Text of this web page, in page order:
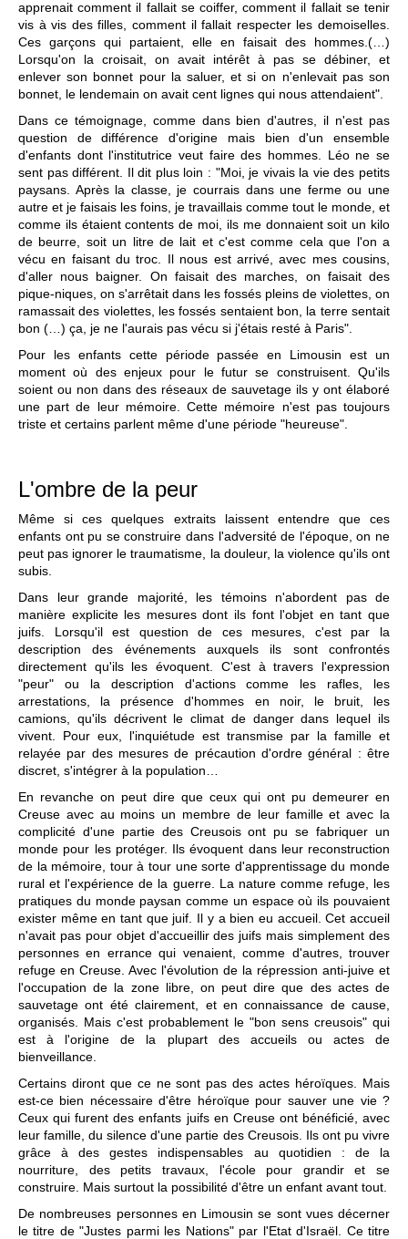
apprenait comment il fallait se coiffer, comment il fallait se tenir
vis à vis des filles, comment il fallait respecter les demoiselles.
Ces garçons qui partaient, elle en faisait des hommes.(…)
Lorsqu'on la croisait, on avait intérêt à pas se débiner, et
enlever son bonnet pour la saluer, et si on n'enlevait pas son
bonnet, le lendemain on avait cent lignes qui nous attendaient".
Dans ce témoignage, comme dans bien d'autres, il n'est pas
question de différence d'origine mais bien d'un ensemble
d'enfants dont l'institutrice veut faire des hommes. Léo ne se
sent pas différent. Il dit plus loin : "Moi, je vivais la vie des petits
paysans. Après la classe, je courrais dans une ferme ou une
autre et je faisais les foins, je travaillais comme tout le monde, et
comme ils étaient contents de moi, ils me donnaient soit un kilo
de beurre, soit un litre de lait et c'est comme cela que l'on a
vécu en faisant du troc. Il nous est arrivé, avec mes cousins,
d'aller nous baigner. On faisait des marches, on faisait des
pique-niques, on s'arrêtait dans les fossés pleins de violettes, on
ramassait des violettes, les fossés sentaient bon, la terre sentait
bon (…) ça, je ne l'aurais pas vécu si j'étais resté à Paris".
Pour les enfants cette période passée en Limousin est un
moment où des enjeux pour le futur se construisent. Qu'ils
soient ou non dans des réseaux de sauvetage ils y ont élaboré
une part de leur mémoire. Cette mémoire n'est pas toujours
triste et certains parlent même d'une période "heureuse".
L'ombre de la peur
Même si ces quelques extraits laissent entendre que ces
enfants ont pu se construire dans l'adversité de l'époque, on ne
peut pas ignorer le traumatisme, la douleur, la violence qu'ils ont
subis.
Dans leur grande majorité, les témoins n'abordent pas de
manière explicite les mesures dont ils font l'objet en tant que
juifs. Lorsqu'il est question de ces mesures, c'est par la
description des événements auxquels ils sont confrontés
directement qu'ils les évoquent. C'est à travers l'expression
"peur" ou la description d'actions comme les rafles, les
arrestations, la présence d'hommes en noir, le bruit, les
camions, qu'ils décrivent le climat de danger dans lequel ils
vivent. Pour eux, l'inquiétude est transmise par la famille et
relayée par des mesures de précaution d'ordre général : être
discret, s'intégrer à la population…
En revanche on peut dire que ceux qui ont pu demeurer en
Creuse avec au moins un membre de leur famille et avec la
complicité d'une partie des Creusois ont pu se fabriquer un
monde pour les protéger. Ils évoquent dans leur reconstruction
de la mémoire, tour à tour une sorte d'apprentissage du monde
rural et l'expérience de la guerre. La nature comme refuge, les
pratiques du monde paysan comme un espace où ils pouvaient
exister même en tant que juif. Il y a bien eu accueil. Cet accueil
n'avait pas pour objet d'accueillir des juifs mais simplement des
personnes en errance qui venaient, comme d'autres, trouver
refuge en Creuse. Avec l'évolution de la répression anti-juive et
l'occupation de la zone libre, on peut dire que des actes de
sauvetage ont été clairement, et en connaissance de cause,
organisés. Mais c'est probablement le "bon sens creusois" qui
est à l'origine de la plupart des accueils ou actes de
bienveillance.
Certains diront que ce ne sont pas des actes héroïques. Mais
est-ce bien nécessaire d'être héroïque pour sauver une vie ?
Ceux qui furent des enfants juifs en Creuse ont bénéficié, avec
leur famille, du silence d'une partie des Creusois. Ils ont pu vivre
grâce à des gestes indispensables au quotidien : de la
nourriture, des petits travaux, l'école pour grandir et se
construire. Mais surtout la possibilité d'être un enfant avant tout.
De nombreuses personnes en Limousin se sont vues décerner
le titre de "Justes parmi les Nations" par l'Etat d'Israël. Ce titre